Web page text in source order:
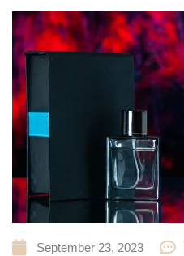
September 23, 2023